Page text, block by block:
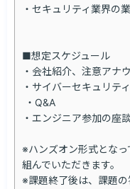
・セキュリティ業界の
■想定スケジュール
・会社紹介、注意アナ
・サイバーセキュリテ
・エンジニア参加の座
※ハンズオン形式とな
組んでいただきます。
※課題終了後は、課題